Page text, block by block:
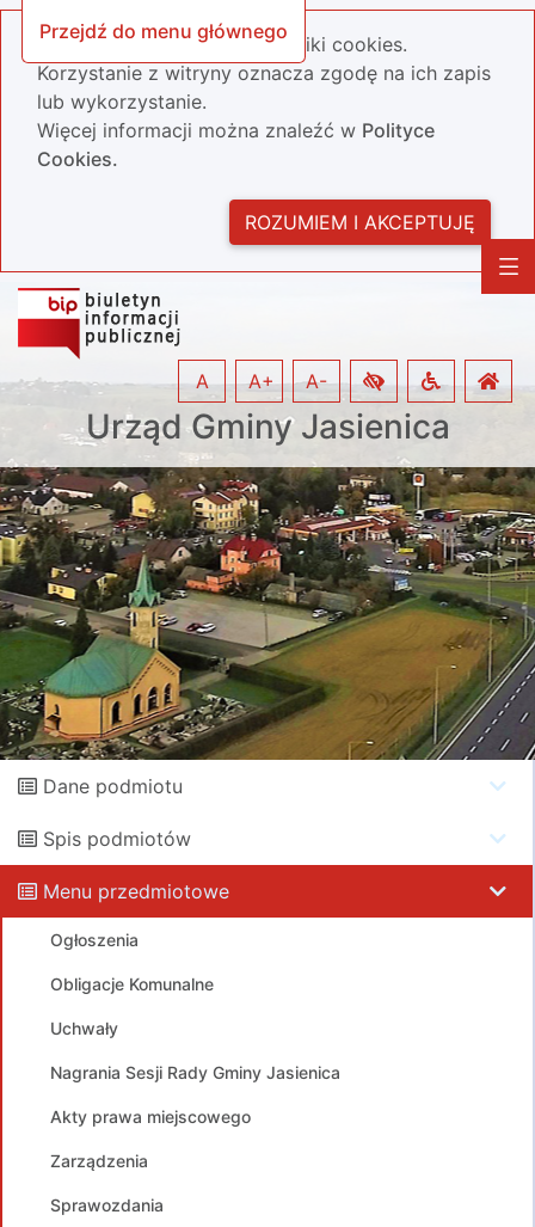
Przejdź do menu głównego
Nasza strona wykorzystuje pliki cookies.
Korzystanie z witryny oznacza zgodę na ich zapis
lub wykorzystanie.
Więcej informacji można znaleźć w Polityce
Cookies.
ROZUMIEM I AKCEPTUJĘ
Urząd Gminy Jasienica
A A+ A-
Dane podmiotu
Spis podmiotów
Menu przedmiotowe
Ogłoszenia
Obligacje Komunalne
Uchwały
Nagrania Sesji Rady Gminy Jasienica
Akty prawa miejscowego
Zarządzenia
Sprawozdania